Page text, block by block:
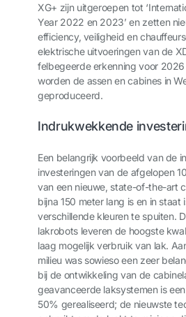
XG+ zijn uitgeroepen tot
Year 2022 en 2023’ en zetten
efficiency, veiligheid en
elektrische uitvoeringen van de
felbegeerde erkenning voor
worden de assen en cabines in
geproduceerd.
Indrukwekkende
Een belangrijk voorbeeld van de
investeringen van de afgelopen
van een nieuwe, state-of-the-art
bijna 150 meter lang is en in staat
verschillende kleuren te spuiten.
lakrobots leveren de hoogste
laag mogelijk verbruik van lak.
milieu was sowieso een zeer
bij de ontwikkeling van de
geavanceerde laksystemen is
50% gerealiseerd; de nieuwste